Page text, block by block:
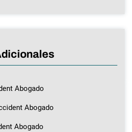
Abogado
Abogado
Abogado